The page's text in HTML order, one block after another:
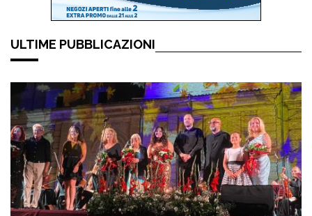
ULTIME PUBBLICAZIONI